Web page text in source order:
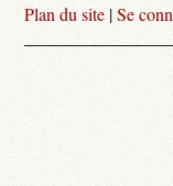
Plan du site |Se